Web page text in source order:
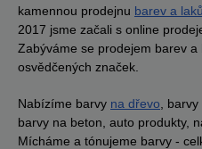
kamennou prodejnu barev a
2017 jsme začali s online
Zabýváme se prodejem barev
osvědčených značek.
Nabízíme barvy na dřevo ,
barvy na beton, auto produkty,
Mícháme a tónujeme barvy -